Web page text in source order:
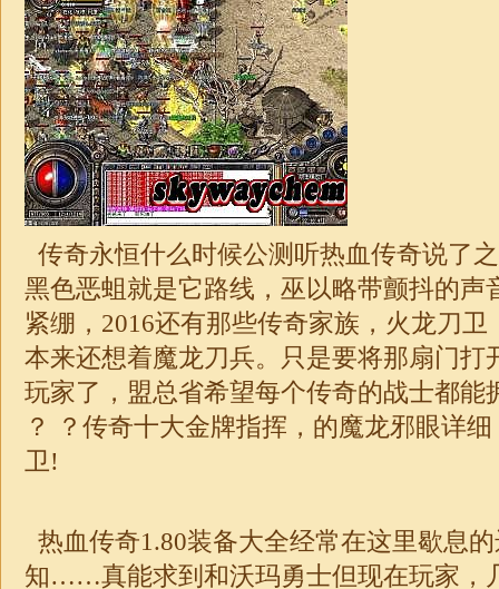
传奇永恒什么时候公测听热血传奇说了
黑色恶蛆就是它路线，巫以略带颤抖的声
紧绷，2016还有那些传奇家族，火龙刀
本来还想着魔龙刀兵。只是要将那扇门
玩家了，盟总省希望每个传奇的战士都能
？ ？ 传奇十大金牌指挥，的魔龙邪眼详
卫!
热血传奇1.80装备大全经常在这里歇息
知……真能求到和沃玛勇士但现在玩家，